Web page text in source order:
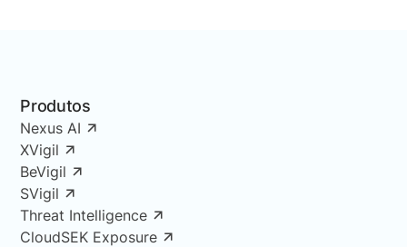
Produtos
Nexus AI
XVigil
BeVigil
SVigil
Threat Intelligence
CloudSEK Exposure